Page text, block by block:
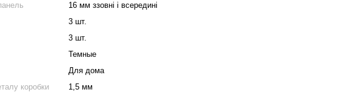
16 мм ззовні і всередині
3 шт.
3 шт.
Темные
Для дома
коробки
1,5 мм